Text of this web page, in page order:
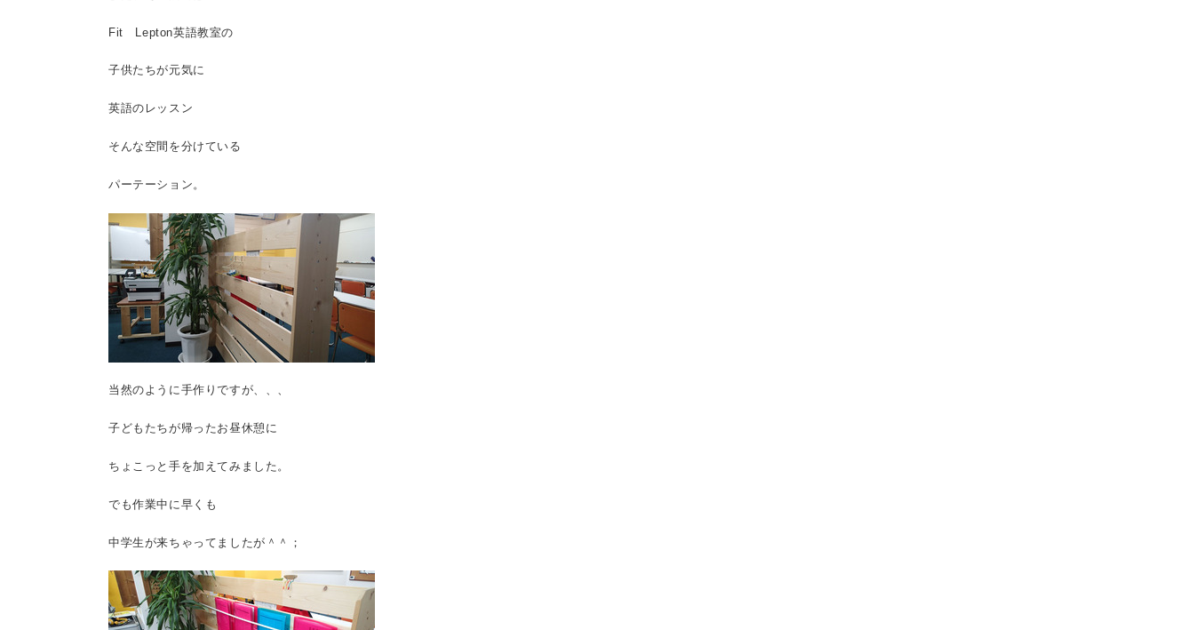
Fit Lepton英語教室の
子供たちが元気に
英語のレッスン
そんな空間を分けている
パーテーション。
当然のように手作りですが、、、
子どもたちが帰ったお昼休憩に
ちょこっと手を加えてみました。
でも作業中に早くも
中学生が来ちゃってましたが＾＾；